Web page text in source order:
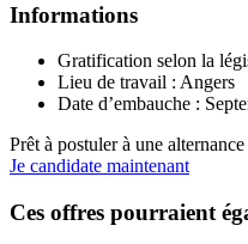
Informations
Gratification selon la
Lieu de travail : Angers
Date d’embauche :
Prêt à postuler à une alternance
Je candidate maintenant
Ces offres pourraient